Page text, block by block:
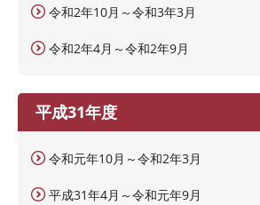
令和2年10月～令和3年3月
令和2年4月～令和2年9月
平成31年度
令和元年10月～令和2年3月
平成31年4月～令和元年9月